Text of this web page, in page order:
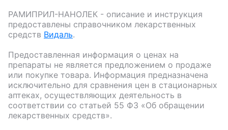
РАМИПРИЛ-НАНОЛЕК - описание и инструкция
предоставлены справочником лекарственных
средств Видаль.
Предоставленная информация о ценах на
препараты не является предложением о продаже
или покупке товара. Информация предназначена
исключительно для сравнения цен в стационарных
аптеках, осуществляющих деятельность в
соответствии со статьей 55 ФЗ «Об обращении
лекарственных средств».